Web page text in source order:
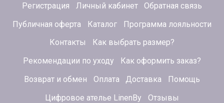
Регистрация Личный кабинет
Обратная связь
Публичная оферта
Каталог
Программа лояльности
Контакты
Как выбрать размер?
Рекомендации по уходу
Как оформить заказ?
Возврат и обмен
Оплата Доставка
Помощь
Цифровое ателье LinenBy
Отзывы